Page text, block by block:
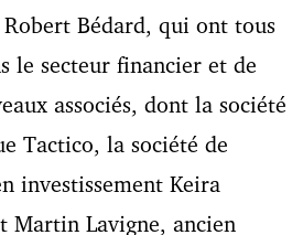
Bédard, qui ont tous
le secteur financier et de
associés, dont la société
Tactico, la société de
investissement Keira
Martin Lavigne, ancien